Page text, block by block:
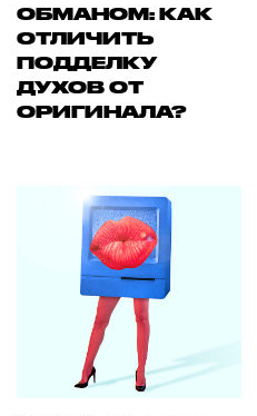
ОБМАНОМ: КАК
ОТЛИЧИТЬ
ПОДДЕЛКУ
ДУХОВ ОТ
ОРИГИНАЛА?